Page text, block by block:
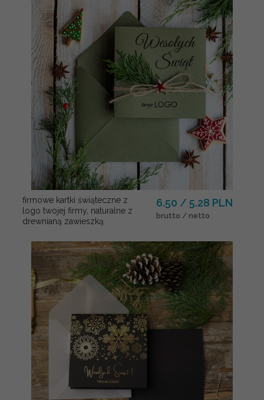
firmowe kartki świąteczne z
logo twojej firmy, naturalne z
drewnianą zawieszką
6.50 / 5.28 PLN
brutto / netto